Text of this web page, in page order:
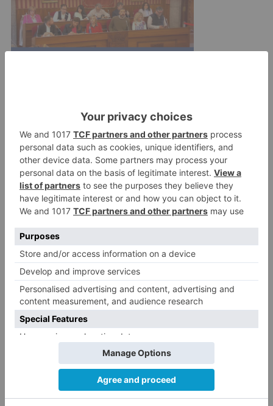
incorpora como principal novedad la exigencia
de un compromiso de inserción mínimo
obligatorio a las entidades que gestionan el
programa. Así, para percibir estas ayudas deben
garantizar que al menos el 5 % de los usuarios
que participan en las acciones de orientación y
asistencia logran su integración laboral.
millones euros programa
emprendedor
1
Barrio (PSOE) denuncia que la
apertura del Castillo responde a
“una foto” y no a la culminación
del proyecto